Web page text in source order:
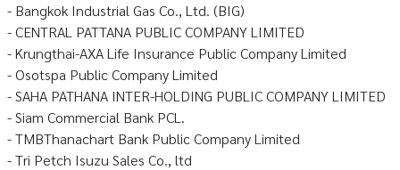
- Bangkok Industrial Gas Co., Ltd. (BIG)
- CENTRAL PATTANA PUBLIC COMPANY LIMITED
- Krungthai-AXA Life Insurance Public Company Limited
- Osotspa Public Company Limited
- SAHA PATHANA INTER-HOLDING PUBLIC COMPANY LIMITED
- Siam Commercial Bank PCL.
- TMBThanachart Bank Public Company Limited
- Tri Petch Isuzu Sales Co., ltd